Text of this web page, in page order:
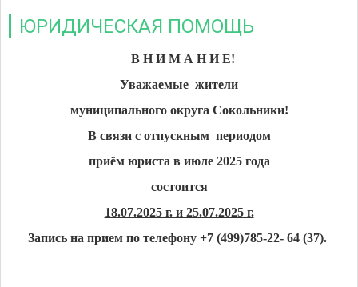
ЮРИДИЧЕСКАЯ ПОМОЩЬ
В Н И М А Н И Е!
Уважаемые жители
муниципального округа Сокольники!
В связи с отпускным периодом
приём юриста в июле 2025 года
состоится
18.07.2025 г. и 25.07.2025 г.
Запись на прием по телефону +7 (499)785-22- 64 (37).